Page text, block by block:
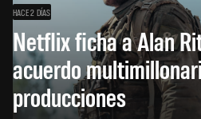
HACE 2 DÍAS
Netflix ficha a Alan
acuerdo
producciones